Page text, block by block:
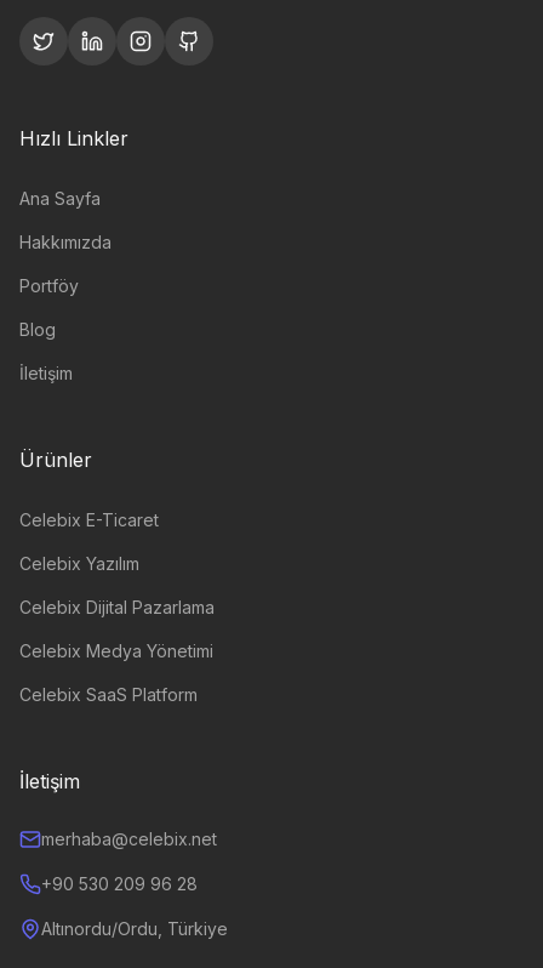
Hızlı Linkler
Ana Sayfa
Hakkımızda
Portföy
Blog
İletişim
Ürünler
Celebix E-Ticaret
Celebix Yazılım
Celebix Dijital Pazarlama
Celebix Medya Yönetimi
Celebix SaaS Platform
İletişim
merhaba@celebix.net
+90 530 209 96 28
Altınordu/Ordu, Türkiye